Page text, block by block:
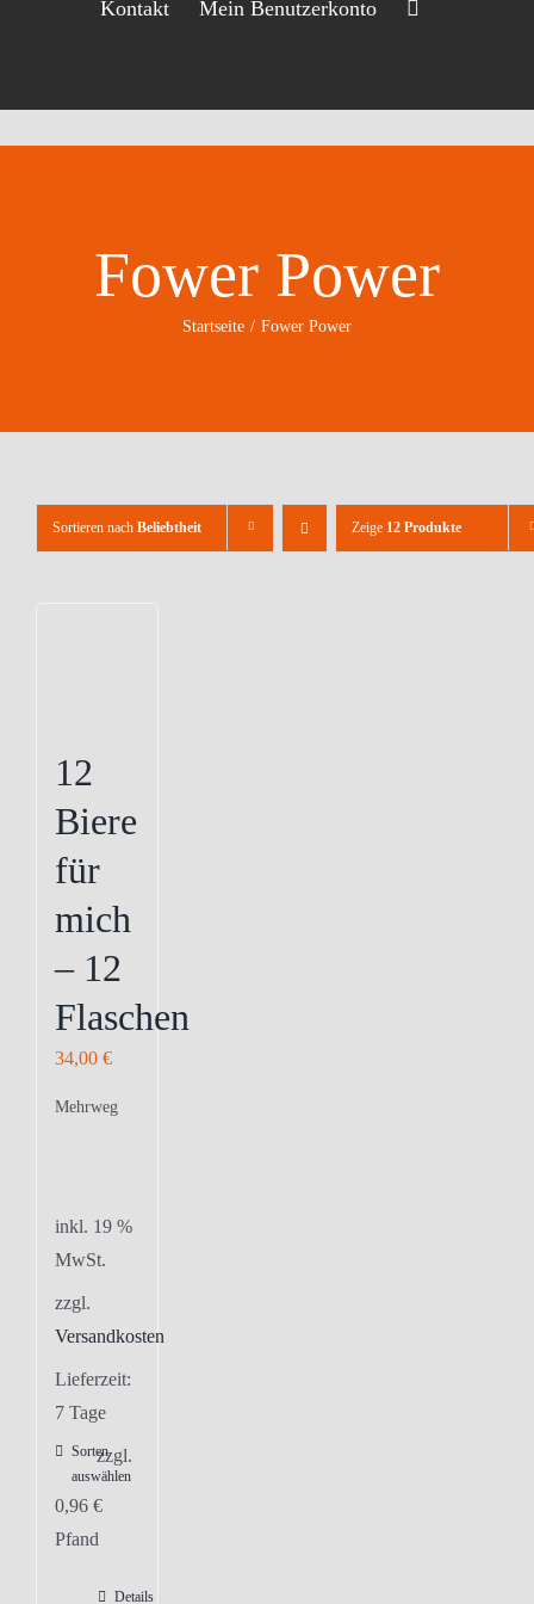
Kontakt Mein Benutzerkonto
Fower Power
Startseite Fower Power
Sortieren nach Beliebtheit Zeige 12 Produkte
12
Biere
für
mich
– 12
Flaschen
34,00 €
Mehrweg
inkl. 19 %
MwSt.
zzgl.
Versandkosten
Lieferzeit:
7 Tage
Sorten
auswählen
zzgl.
0,96 €
Pfand
Details